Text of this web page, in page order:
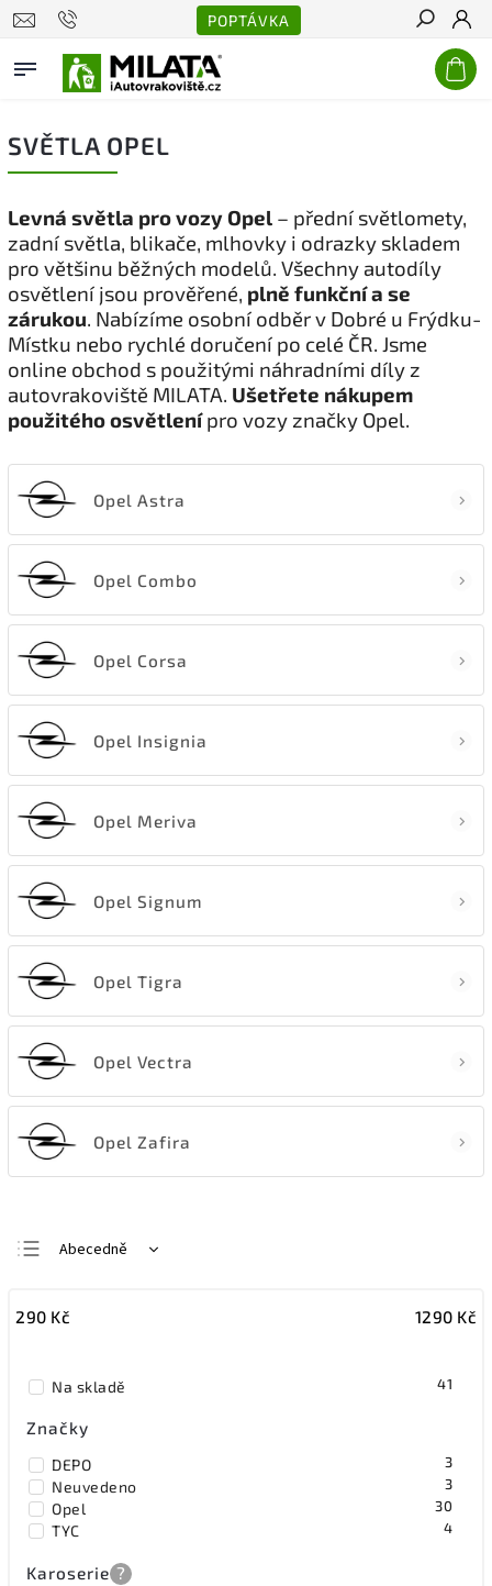
POPTÁVKA
Hledat
SVĚTLA OPEL
Levná světla pro vozy Opel – přední světlomety,
zadní světla, blikače, mlhovky i odrazky skladem
pro většinu běžných modelů. Všechny autodíly
osvětlení jsou prověřené, plně funkční a se
zárukou. Nabízíme osobní odběr v Dobré u Frýdku-
Místku nebo rychlé doručení po celé ČR. Jsme
online obchod s použitými náhradními díly z
autovrakoviště MILATA. Ušetřete nákupem
použitého osvětlenípro vozy značky Opel.
Opel Astra
Opel Combo
Opel Corsa
Opel Insignia
Opel Meriva
Opel Signum
Opel Tigra
Opel Vectra
Opel Zafira
Abecedně
Nejdražší
290 Kč 1290 Kč
Na skladě 41
Značky
DEPO 3
Neuvedeno 3
Opel 30
TYC 4
Karoserie ?